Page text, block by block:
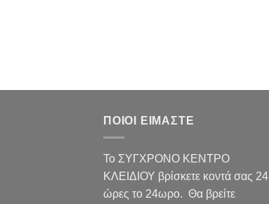
ΠΟΙΟΙ ΕΙΜΑΣΤΕ
Το ΣΥΓΧΡΟΝΟ ΚΕΝΤΡΟ
ΚΛΕΙΔΙΟΥ βρίσκετε κοντά σας 24
ώρες το 24ωρο. Θα βρείτε